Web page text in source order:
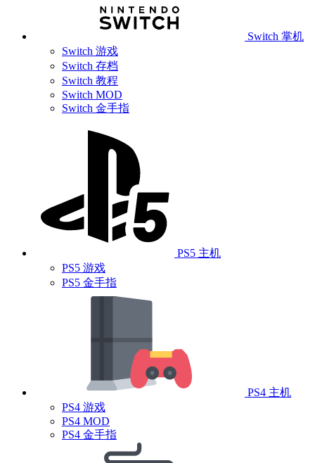
Switch 掌机
Switch 游戏
Switch 存档
Switch 教程
Switch MOD
Switch 金手指
PS5 主机
PS5 游戏
PS5 金手指
PS4 主机
PS4 游戏
PS4 MOD
PS4 金手指